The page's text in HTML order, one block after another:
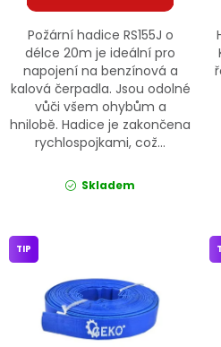
Obchodní podmínky
Podmínky ochrany osobních
Požární hadice RS155J o
délce 20m je ideální pro
napojení na benzínová a
kalová čerpadla. Jsou odolné
vůči všem ohybům a
hnilobě. Hadice je zakončena
rychlospojkami, což...
Skladem
TIP